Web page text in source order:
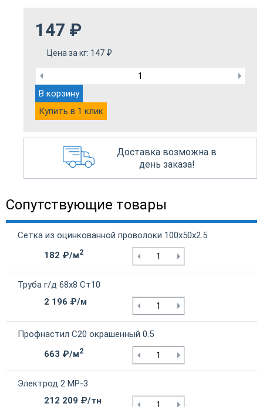
147 ₽
Цена за кг: 147 ₽
В корзину
Купить в 1 клик
Доставка возможна в
день заказа!
Сопутствующие товары
Сетка из оцинкованной проволоки 100х50х2.5
182 ₽/м2
Труба г/д 68х8 Ст10
2 196 ₽/м
Профнастил С20 окрашенный 0.5
663 ₽/м2
Электрод 2 МР-3
212 209 ₽/тн